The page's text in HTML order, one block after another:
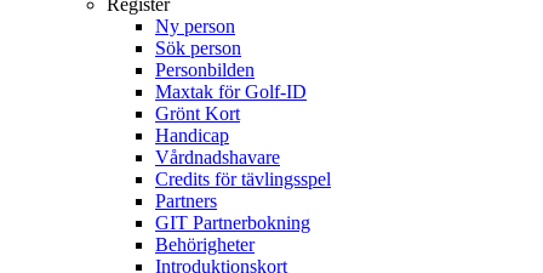
Register
Ny person
Sök person
Personbilden
Maxtak för Golf-ID
Grönt Kort
Handicap
Vårdnadshavare
Credits för tävlingsspel
Partners
GIT Partnerbokning
Behörigheter
Introduktionskort